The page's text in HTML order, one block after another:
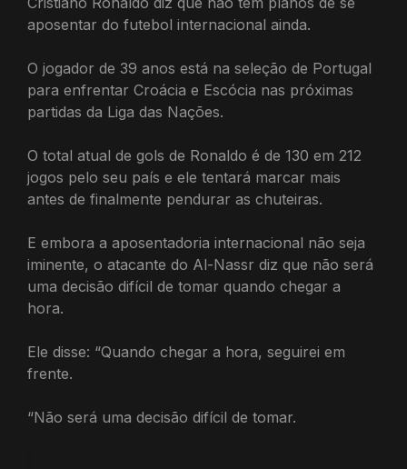
aposentar do futebol internacional ainda.
O jogador de 39 anos está na seleção de Portugal
para enfrentar Croácia e Escócia nas próximas
partidas da Liga das Nações.
O total atual de gols de Ronaldo é de 130 em 212
jogos pelo seu país e ele tentará marcar mais
antes de finalmente pendurar as chuteiras.
E embora a aposentadoria internacional não seja
iminente, o atacante do Al-Nassr diz que não será
uma decisão difícil de tomar quando chegar a
hora.
Ele disse: “Quando chegar a hora, seguirei em
frente.
“Não será uma decisão difícil de tomar.